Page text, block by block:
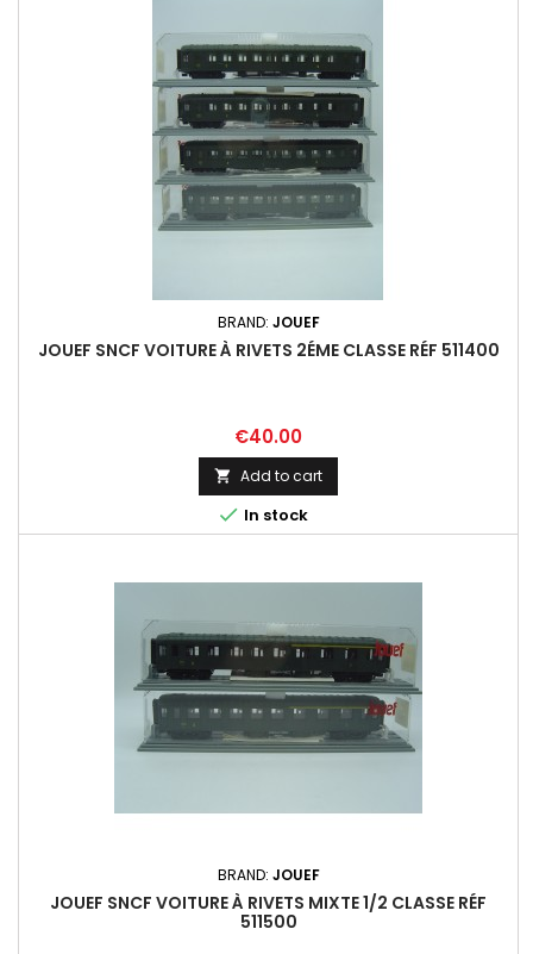
BRAND: JOUEF
JOUEF SNCF VOITURE À RIVETS 2ÉME CLASSE RÉF 511400
Price
€40.00
 Add to cart
 In stock
BRAND: JOUEF
JOUEF SNCF VOITURE À RIVETS MIXTE 1/2 CLASSE RÉF
511500